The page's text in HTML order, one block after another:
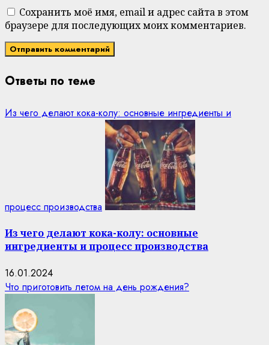
Сохранить моё имя, email и адрес сайта в этом
браузере для последующих моих комментариев.
Ответы по теме
Из чего делают кока-колу: основные ингредиенты и
процесс производства
Из чего делают кока-колу: основные
ингредиенты и процесс производства
16.01.2024
Что приготовить летом на день рождения?